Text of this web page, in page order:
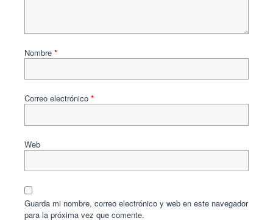
Nombre *
Correo electrónico *
Web
Guarda mi nombre, correo electrónico y web en este navegador
para la próxima vez que comente.